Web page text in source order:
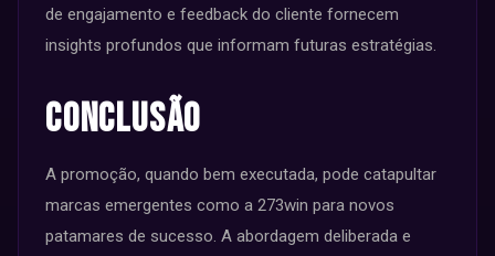
de engajamento e feedback do cliente fornecem
insights profundos que informam futuras estratégias.
Conclusão
A promoção, quando bem executada, pode catapultar
marcas emergentes como a 273win para novos
patamares de sucesso. A abordagem deliberada e